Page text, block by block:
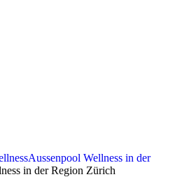
Aussenpool Wellness in der
in der Region Zürich